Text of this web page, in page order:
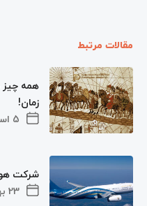
مقالات مرتبط
5 اسفند 1404
همه چیز
زمان!
23 بهمن 1404
شرکت